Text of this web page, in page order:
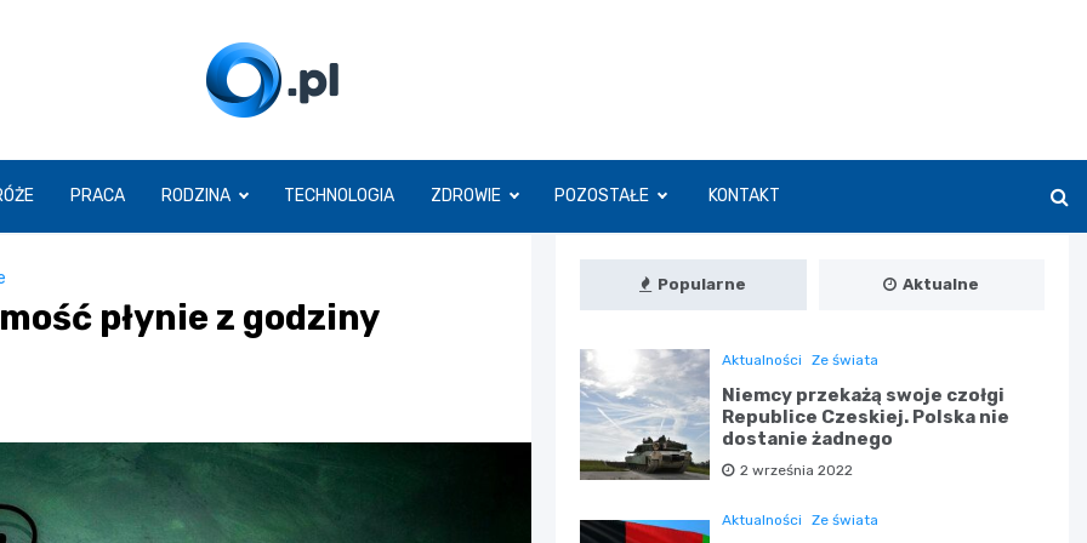
O.pl
PRACA RODZINA TECHNOLOGIA ZDROWIE POZOSTAŁE KONTAKT
płynie z godziny
Popularne Aktualne
Aktualności Ze świata
Niemcy przekażą swoje czołgi
Republice Czeskiej. Polska nie
dostanie żadnego
2 września 2022
Aktualności Ze świata